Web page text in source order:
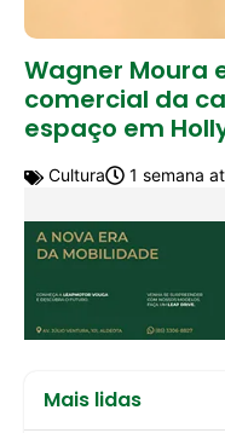
Wagner Moura
comercial da
espaço em
Cultura 1 semana
Mais lidas